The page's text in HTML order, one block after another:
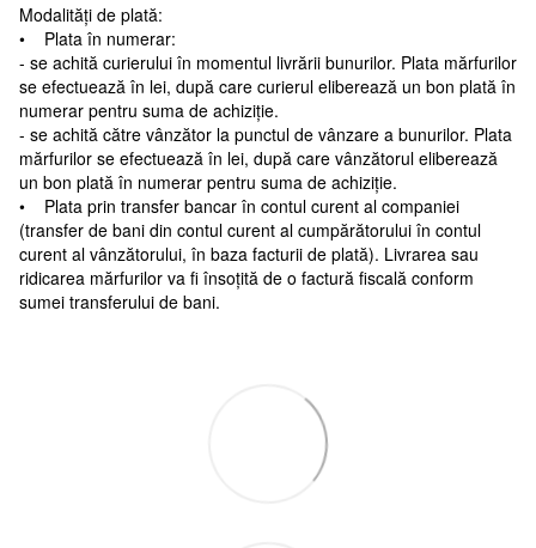
Modalități de plată:
• Plata în numerar:
- se achită curierului în momentul livrării bunurilor. Plata mărfurilor
se efectuează în lei, după care curierul eliberează un bon plată în
numerar pentru suma de achiziție.
- se achită către vânzător la punctul de vânzare a bunurilor. Plata
mărfurilor se efectuează în lei, după care vânzătorul eliberează
un bon plată în numerar pentru suma de achiziție.
• Plata prin transfer bancar în contul curent al companiei
(transfer de bani din contul curent al cumpărătorului în contul
curent al vânzătorului, în baza facturii de plată). Livrarea sau
ridicarea mărfurilor va fi însoțită de o factură fiscală conform
sumei transferului de bani.